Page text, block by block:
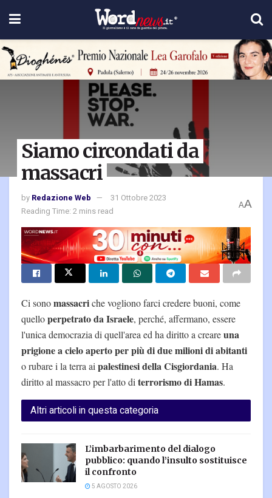
Siamo circondati da
massacri
by Redazione Web
31 Ottobre 2023
Reading Time: 2 mins read
AA
Ci sonomassacriche vogliono farci credere buoni, come
quelloperpetrato da Israele, perché, affermano, essere
l'unica democrazia di quell'area ed ha diritto a creareuna
prigione a cielo aperto per più di due milioni di abitanti
o rubare i la terra ai palestinesi della Cisgiordania. Ha
diritto al massacro per l'atto di terrorismo di Hamas.
Altri articoli in questa categoria
L’imbarbarimento del dialogo
pubblico: quando l’insulto sostituisce
il confronto
5 AGOSTO 2026